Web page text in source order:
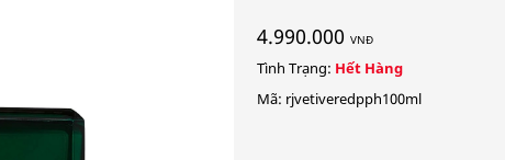
4.990.000 VNĐ
Tình Trạng: Hết Hàng
Mã: rjvetiveredpph100ml